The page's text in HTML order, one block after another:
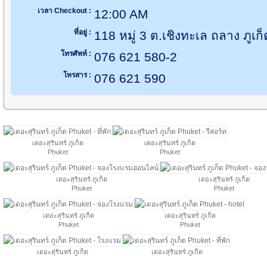
เวลา Checkout : 12:00 AM
ที่อยู่ : 118 หมู่ 3 ต.เชิงทะเล ถลาง ภูเ
โทรศัพท์ : 076 621 580-2
โทรสาร : 076 621 590
เดอะสุรินทร์ ภูเก็ต
Phuket
เดอะสุรินทร์ ภูเก็ต
Phuket
เดอะสุรินทร์ ภูเก็ต
Phuket
เดอะสุรินทร์ ภูเก็ต
Phuket
เดอะสุรินทร์ ภูเก็ต
Phuket
เดอะสุรินทร์ ภูเก็ต
Phuket
เดอะสุรินทร์ ภูเก็ต
เดอะสุรินทร์ ภูเก็ต